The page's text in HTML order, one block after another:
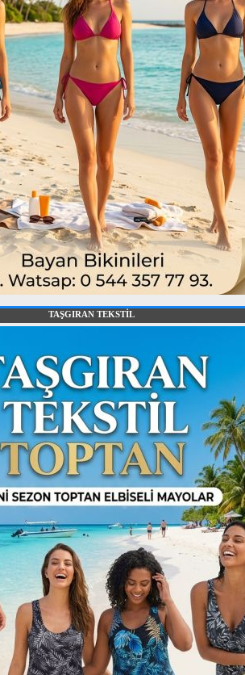
TAŞGIRAN TEKSTİL